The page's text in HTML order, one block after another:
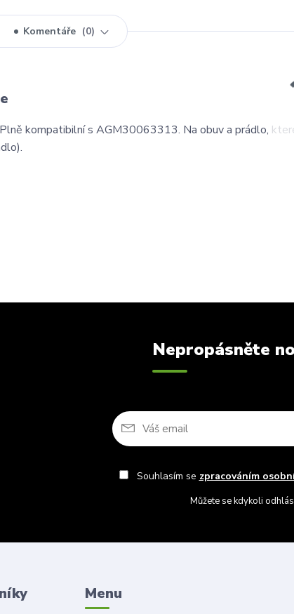
Komentáře 0
kompatibilní s AGM30063313. Na obuv a prádlo,
Nepropásněte
Souhlasím se zpracováním
Můžete se kdykoli
Menu